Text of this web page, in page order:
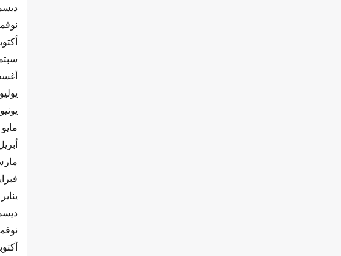
ديسمبر
نوفمبر
أكتوبر
سبتمبر
يوليو 2024
يونيو 2024
مايو 2024
أبريل
مارس
فبراير
يناير 2024
ديسمبر
نوفمبر
أكتوبر